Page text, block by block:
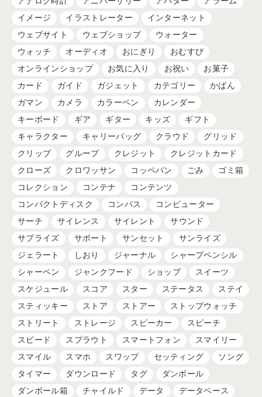
イメージ
イラストレーター
インターネット
ウェブサイト
ウェブショップ
ウォーター
ウォッチ
オーディオ おにぎり
おむすび
オンラインショップ
お気に入り お祝い
お菓子
カード
ガイド ガジェット カテゴリー
かばん
ガマン
カメラ カラーペン
カレンダー
キーボード
ギア ギター キッズ
ギフト
キャラクター
キャリーバッグ クラウド
グリッド
クリップ
グループ クレジット
クレジットカード
クローズ
クロワッサン コッペパン ごみ
ゴミ箱
コレクション
コンテナ
コンテンツ
コンパクトディスク
コンパス
コンピューター
サーチ
サイレンス サイレント
サウンド
サプライズ
サポート サンセット
サンライズ
ジェラート
しおり ジャーナル
シャープペンシル
シャーペン
ジャンクフード ショップ
スイーツ
スケジュール
スコア スター ステータス
ステイ
スティッキー
ストア ストアー
ストップウォッチ
ストリート
ストレージ スピーカー
スピーチ
スピード
スプラウト スマートフォン
スマイリー
スマイル
スマホ スワップ セッティング
ソング
タイマー
ダウンロード タグ
ダンボール
ダンボール箱
チャイルド データ
データベース